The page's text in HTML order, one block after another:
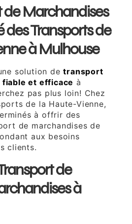
de Marchandises
des Transports de
à Mulhouse
solution detransport
et efficace à
pas plus loin! Chez
de la Haute-Vienne,
à offrir des
de marchandises de
aux besoins
clients.
de
à